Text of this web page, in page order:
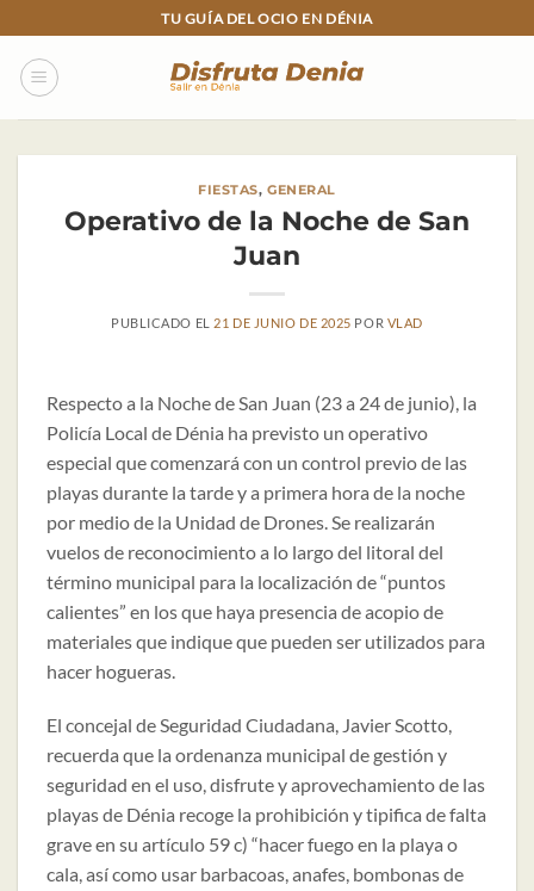
to
content
TU GUÍA DEL OCIO EN DÉNIA
FIESTAS,GENERAL
Operativo de la Noche de San
Juan
PUBLICADO EL 21 DE JUNIO DE 2025 POR VLAD
Respecto a la Noche de San Juan (23 a 24 de junio), la
Policía Local de Dénia ha previsto un operativo
especial que comenzará con un control previo de las
playas durante la tarde y a primera hora de la noche
por medio de la Unidad de Drones. Se realizarán
vuelos de reconocimiento a lo largo del litoral del
término municipal para la localización de “puntos
calientes” en los que haya presencia de acopio de
materiales que indique que pueden ser utilizados para
hacer hogueras.
El concejal de Seguridad Ciudadana, Javier Scotto,
recuerda que la ordenanza municipal de gestión y
seguridad en el uso, disfrute y aprovechamiento de las
playas de Dénia recoge la prohibición y tipifica de falta
grave en su artículo 59 c) “hacer fuego en la playa o
cala, así como usar barbacoas, anafes, bombonas de